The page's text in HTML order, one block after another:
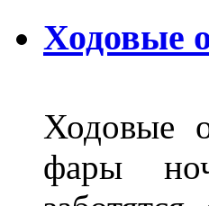
Ходовые
Ходовые
фары